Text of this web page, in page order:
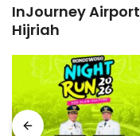
InJourney
Hijriah